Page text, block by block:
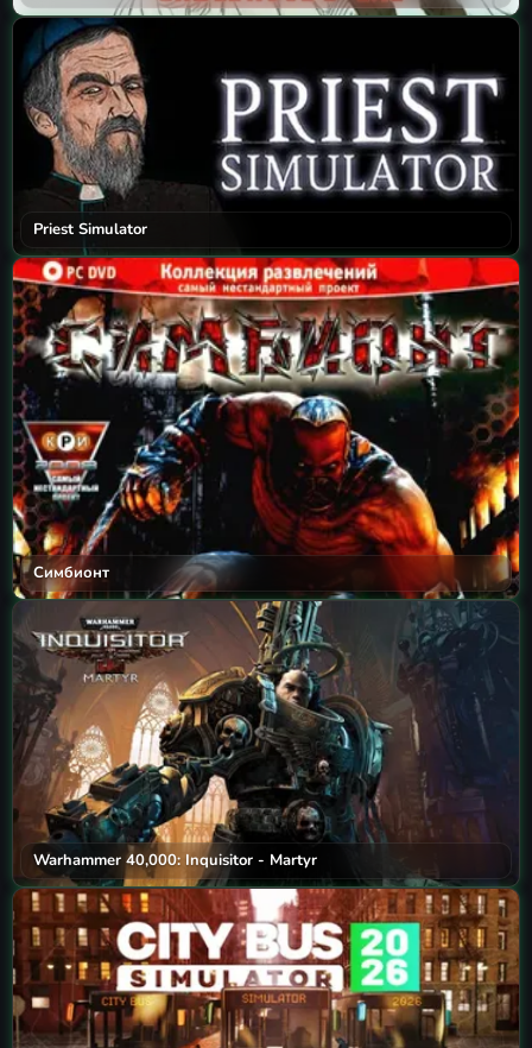
Priest Simulator
Симбионт
Warhammer 40,000: Inquisitor - Martyr